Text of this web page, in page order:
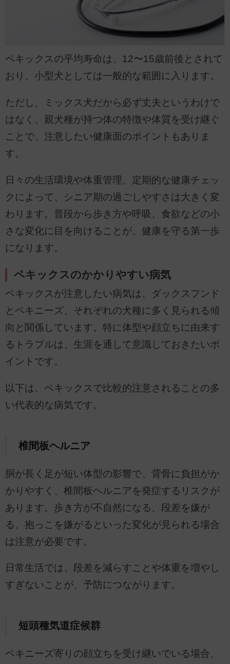
ペキックスの平均寿命は、12〜15歳前後とされて
おり、小型犬としては一般的な範囲に入ります。
ただし、ミックス犬だから必ず丈夫というわけで
はなく、親犬種が持つ体の特徴や体質を受け継ぐ
ことで、注意したい健康面のポイントもありま
す。
日々の生活環境や体重管理、定期的な健康チェッ
クによって、シニア期の過ごしやすさは大きく変
わります。普段から歩き方や呼吸、食欲などの小
さな変化に目を向けることが、健康を守る第一歩
になります。
ペキックスのかかりやすい病気
ペキックスが注意したい病気は、ダックスフンド
とペキニーズ、それぞれの犬種に多く見られる傾
向と関係しています。特に体型や顔立ちに由来す
るトラブルは、生涯を通して意識しておきたいポ
イントです。
以下は、ペキックスで比較的注意されることの多
い代表的な病気です。
椎間板ヘルニア
胴が長く足が短い体型の影響で、背骨に負担がか
かりやすく、椎間板ヘルニアを発症するリスクが
あります。歩き方が不自然になる、段差を嫌が
る、抱っこを嫌がるといった変化が見られる場合
は注意が必要です。
日常生活では、段差を減らすことや体重を増やし
すぎないことが、予防につながります。
短頭種気道症候群
ペキニーズ寄りの顔立ちを受け継いでいる場合、